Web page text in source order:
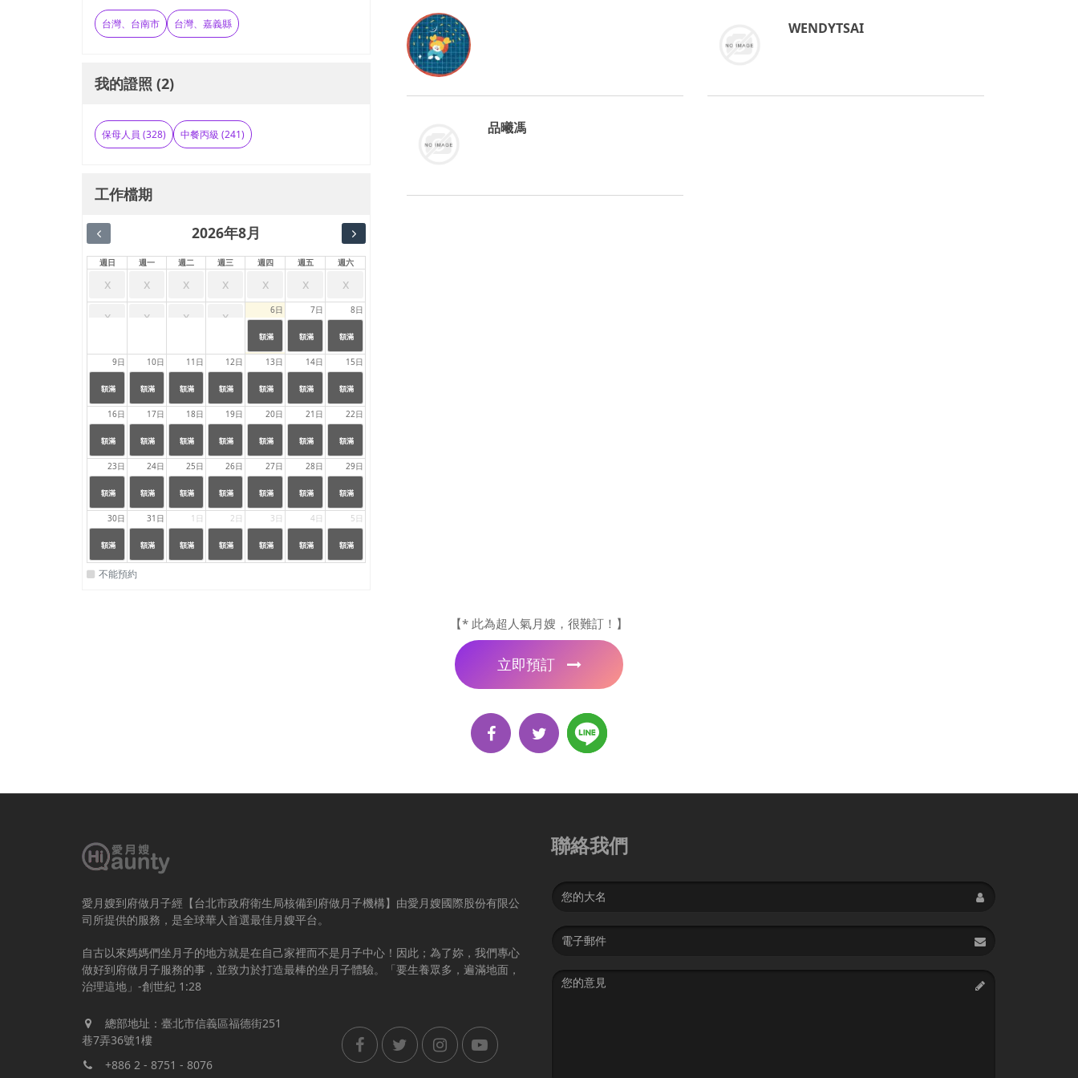
WENDYTSAI
品曦馮
台灣、台南市 台灣、嘉義縣
我的證照 (2)
保母人員 (328) 中餐丙級 (241)
工作檔期
2026年8月
週日 週一 週二 週三 週四 週五 週六
x x x x x x
x
x
x x x 6日 7日 8日
額滿
|
23:59
額滿
|
23:59
額滿
|
23:59
9日 10日 11日 12日 13日 14日 15日
額滿
|
23:59
額滿
|
23:59
額滿
|
23:59
額滿
|
23:59
額滿
|
23:59
額滿
|
23:59
額滿
|
23:59
16日 17日 18日 19日 20日 21日 22日
額滿
|
23:59
額滿
|
23:59
額滿
|
23:59
額滿
|
23:59
額滿
|
23:59
額滿
|
23:59
額滿
|
23:59
23日 24日 25日 26日 27日 28日 29日
額滿
|
23:59
額滿
|
23:59
額滿
|
23:59
額滿
|
23:59
額滿
|
23:59
額滿
|
23:59
額滿
|
23:59
30日 31日 1日 2日 3日 4日 5日
額滿
|
23:59
額滿
|
23:59
額滿
|
23:59
額滿
|
23:59
額滿
|
23:59
額滿
|
23:59
額滿
|
23:59
不能預約
【* 此為超人氣月嫂，很難訂！】
立即預訂
愛月嫂到府做月子經【台北市政府衛生局核備到府做月子機構】由愛月嫂國際股份有限公
司所提供的服務，是全球華人首選最佳月嫂平台。
自古以來媽媽們坐月子的地方就是在自己家裡而不是月子中心！因此；為了妳，我們專心
做好到府做月子服務的事，並致力於打造最棒的坐月子體驗。「要生養眾多，遍滿地面，
治理這地」-創世紀 1:28
總部地址：臺北市信義區福德街251
巷7弄36號1樓
+886 2 - 8751 - 8076
聯絡我們
Name
Email
address
Message